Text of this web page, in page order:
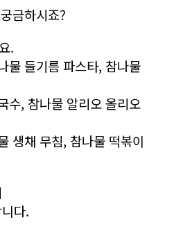
금하시죠?
.
물 들기름 파스타, 참나물
수, 참나물 알리오 올리오
생채 무침, 참나물 떡볶이
다.